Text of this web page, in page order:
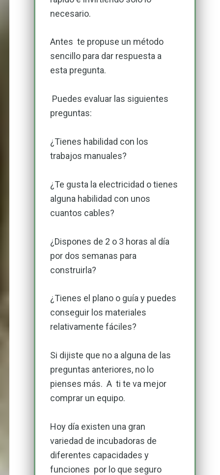
necesario.
Antes te propuse un método
sencillo para dar respuesta a
esta pregunta.
Puedes evaluar las siguientes
preguntas:
¿Tienes habilidad con los
trabajos manuales?
¿Te gusta la electricidad o tienes
alguna habilidad con unos
cuantos cables?
¿Dispones de 2 o 3 horas al día
por dos semanas para
construirla?
¿Tienes el plano o guía y puedes
conseguir los materiales
relativamente fáciles?
Si dijiste que no a alguna de las
preguntas anteriores, no lo
pienses más. A ti te va mejor
comprar un equipo.
Hoy día existen una gran
variedad de incubadoras de
diferentes capacidades y
funciones por lo que seguro